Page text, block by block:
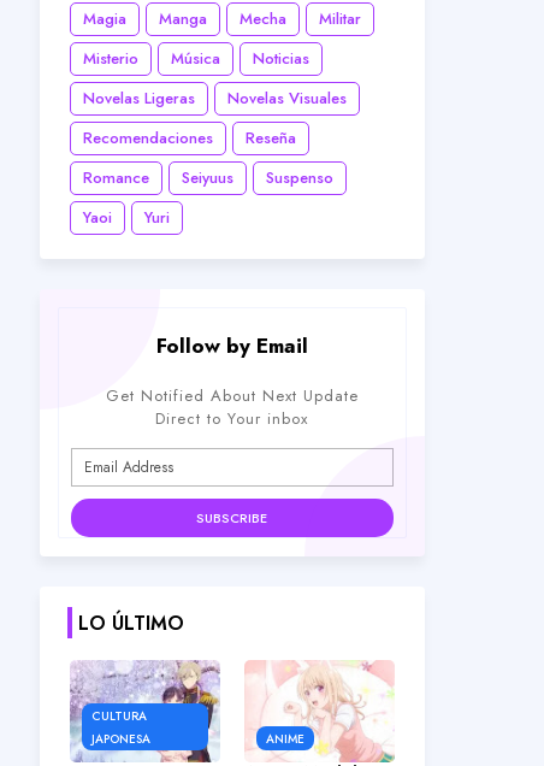
Magia
Manga Mecha
Militar
Misterio
Música
Noticias
Novelas Ligeras
Novelas Visuales
Recomendaciones
Reseña
Romance
Seiyuus
Suspenso
Yaoi
Yuri
Follow by Email
Get Notified About Next Update
Direct to Your inbox
LO ÚLTIMO
CULTURA
JAPONESA
ANIME